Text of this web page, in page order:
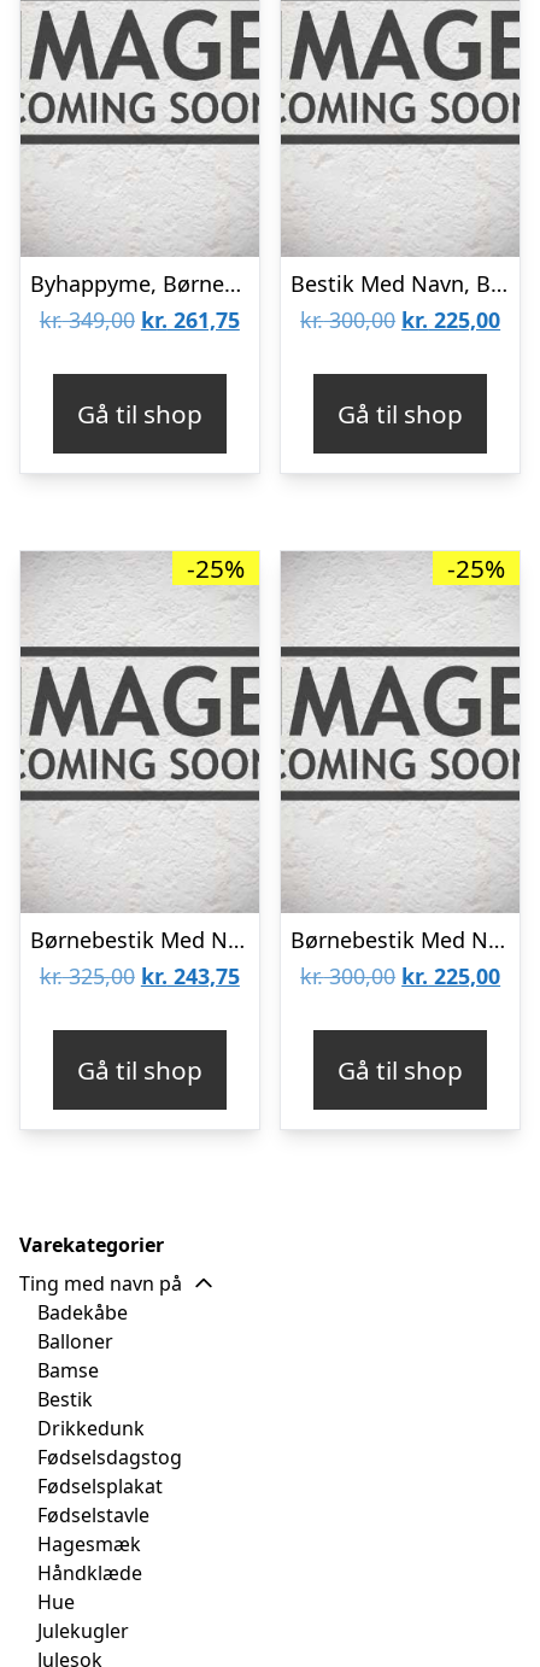
Byhappyme, Børnebestik Med Navn, Forest Friends, Rustfrit Stål, Gaveidé
kr.349,00 Den
kr. 349,00.
kr. 261,75Den
kr. 261,75.
Gå til shop
Bestik Med Navn, Bamsemotiv
kr.300,00 Den
kr. 300,00.
kr. 225,00Den
kr.
Gå til shop
-25%
Børnebestik Med Navn, Rustfrit Stål Uden Motiv, Billederamme Inkluderet
kr.325,00 Den
kr. 325,00.
kr. 243,75Den
kr. 243,75.
Gå til shop
-25%
Børnebestik Med Navn, Football, Billederamme Inkluderet
kr.300,00 Den
kr. 300,00.
kr. 225,00Den
kr.
Gå til shop
Varekategorier
Ting med navn på
Badekåbe
Balloner
Bamse
Bestik
Drikkedunk
Fødselsdagstog
Fødselsplakat
Fødselstavle
Hagesmæk
Håndklæde
Hue
Julekugler
Julesok